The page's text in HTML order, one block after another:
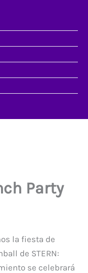
Party
la fiesta de
de STERN:
se celebrará